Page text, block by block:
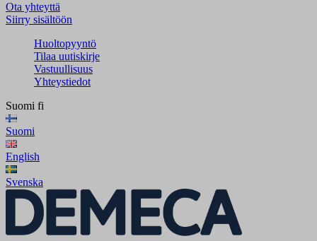
Ota yhteyttä
Siirry sisältöön
Huoltopyyntö
Tilaa uutiskirje
Vastuullisuus
Yhteystiedot
Suomi fi
Suomi
English
Svenska